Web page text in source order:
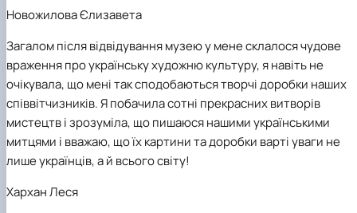
Новожилова Єлизавета
Загалом після відвідування музею у мене склалося чудове
враження про українську художню культуру, я навіть не
очікувала, що мені так сподобаються творчі доробки наших
співвітчизників. Я побачила сотні прекрасних витворів
мистецтв і зрозуміла, що пишаюся нашими українськими
митцями і вважаю, що їх картини та доробки варті уваги не
лише українців, а й всього світу!
Хархан Леся